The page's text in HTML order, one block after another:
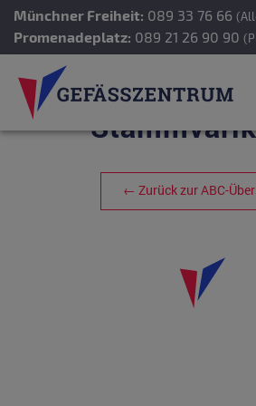
Münchner Freiheit: 089 33 76 66
Promenadeplatz: 089 21 26 90 90
← Zurück zur ABC-